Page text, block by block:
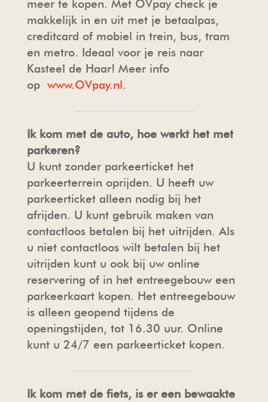
meer te kopen. Met OVpay check je
makkelijk in en uit met je betaalpas,
creditcard of mobiel in trein, bus, tram
en metro. Ideaal voor je reis naar
Kasteel de Haar! Meer info
op www.OVpay.nl.
Ik kom met de auto, hoe werkt het met
parkeren?
U kunt zonder parkeerticket het
parkeerterrein oprijden. U heeft uw
parkeerticket alleen nodig bij het
afrijden. U kunt gebruik maken van
contactloos betalen bij het uitrijden. Als
u niet contactloos wilt betalen bij het
uitrijden kunt u ook bij uw online
reservering of in het entreegebouw een
parkeerkaart kopen. Het entreegebouw
is alleen geopend tijdens de
openingstijden, tot 16.30 uur. Online
kunt u 24/7 een parkeerticket kopen.
Ik kom met de fiets, is er een bewaakte